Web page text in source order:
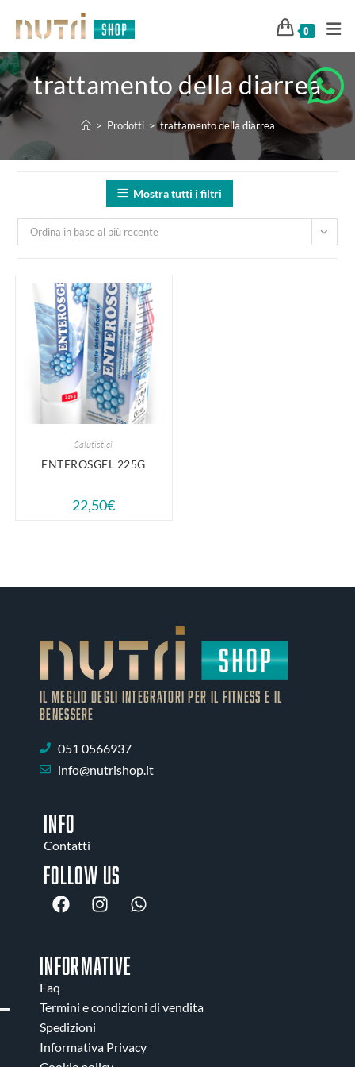
0
trattamento della diarrea
> Prodotti > trattamento della diarrea
Mostra tutti i filtri
Ordina in base al più recente
Salutistici
ENTEROSGEL 225G
22,50€
IL MEGLIO DEGLI Integratori PER IL FITNESS E IL
BENESSERE
051 0566937
info@nutrishop.it
INFO
Contatti
Follow us
INFORMATIVE
Faq
Termini e condizioni di vendita
Spedizioni
Informativa Privacy